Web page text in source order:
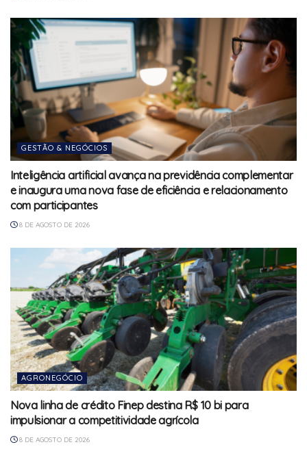
GESTÃO & NEGÓCIOS
Inteligência artificial avança na previdência complementar
e inaugura uma nova fase de eficiência e relacionamento
com participantes
8 DE AGOSTO DE 2026
AGRONEGÓCIO
Nova linha de crédito Finep destina R$ 10 bi para
impulsionar a competitividade agrícola
8 DE AGOSTO DE 2026